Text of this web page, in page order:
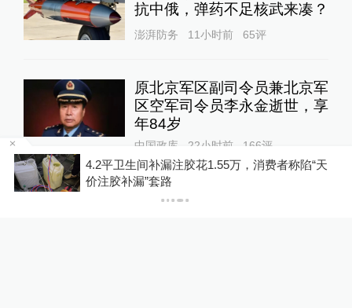
抗中俄，弹药不足核武来凑？
澎湃防务 11小时前 65评
原北京军区副司令员兼北京军
区空军司令员李永金逝世，享
年84岁
中国政库 22小时前 166评
天
数学家张寿武：AI的问题不是用不用的问题，而
是怎么用、如何监管